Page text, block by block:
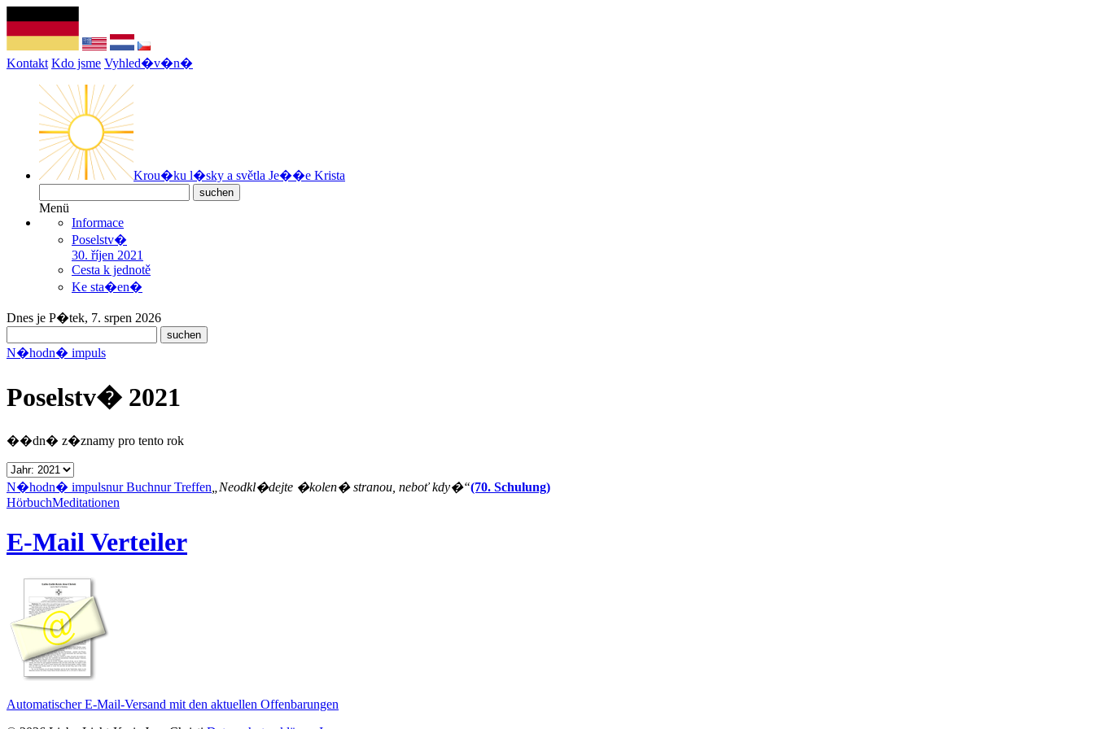
Kontakt Kdo jsme Vyhled�v�n�
Krou�ku l�sky a světla Je��e Krista
Menü
Informace
Poselstv�
30. říjen 2021
Cesta k jednotě
Ke sta�en�
Dnes je P�tek, 7. srpen 2026
N�hodn� impuls
Poselstv� 2021
��dn� z�znamy pro tento rok
N�hodn� impulsnur Buchnur Treffen „Neodkl�dejte �kolen� stranou, neboť kdy�“(70. Schulung)
HörbuchMeditationen
E-Mail Verteiler
Automatischer E-Mail-Versand mit den aktuellen Offenbarungen